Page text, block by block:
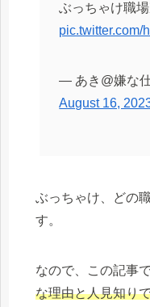
ぶっちゃけ職
pic.twitter.com/
— あき@嫌な
August 16,
ぶっちゃけ、どの
す。
なので、この記事
な理由と人見知り